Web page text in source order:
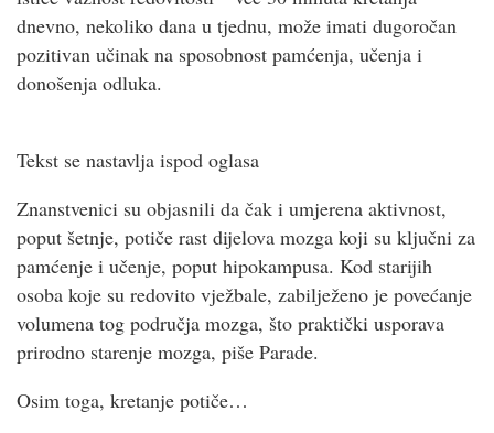
dnevno, nekoliko dana u tjednu, može imati dugoročan
pozitivan učinak na sposobnost pamćenja, učenja i
donošenja odluka.
Tekst se nastavlja ispod oglasa
Znanstvenici su objasnili da čak i umjerena aktivnost,
poput šetnje, potiče rast dijelova mozga koji su ključni za
pamćenje i učenje, poput hipokampusa. Kod starijih
osoba koje su redovito vježbale, zabilježeno je povećanje
volumena tog područja mozga, što praktički usporava
prirodno starenje mozga, piše Parade.
Osim toga, kretanje potiče…